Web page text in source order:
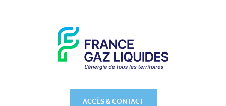
ACCÈS & CONTACT